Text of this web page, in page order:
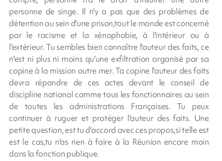
personne de singe. Il n'y a pas que des problèmes de
détention au sein d'une prison,tout le monde est concerné
par le racisme et la xénophobie, à l'intérieur ou à
l'extérieur. Tu sembles bien connaître l'auteur des faits, ce
n'est ni plus ni moins qu'une exfiltration organisé par sa
copine à la mission outre mer. Ta copine l'auteur des faits
devra répondre de ces actes devant le conseil de
discipline national comme tous les fonctionnaires au sein
de toutes les administrations Françaises. Tu peux
continuer à ruguer et protéger l'auteur des faits. Une
petite question, est tu d'accord avec ces propos,si telle est
est le cas,tu n'as rien à faire à la Réunion encore moin
dans la fonction publique.